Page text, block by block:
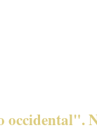
occidental".